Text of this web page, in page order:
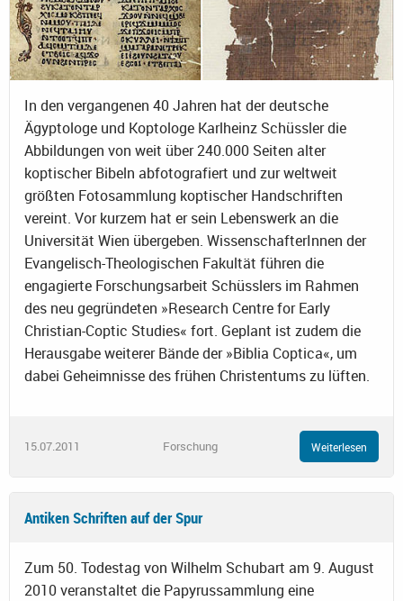
In den vergangenen 40 Jahren hat der deutsche
Ägyptologe und Koptologe Karlheinz Schüssler die
Abbildungen von weit über 240.000 Seiten alter
koptischer Bibeln abfotografiert und zur weltweit
größten Fotosammlung koptischer Handschriften
vereint. Vor kurzem hat er sein Lebenswerk an die
Universität Wien übergeben. WissenschafterInnen der
Evangelisch-Theologischen Fakultät führen die
engagierte Forschungsarbeit Schüsslers im Rahmen
des neu gegründeten »Research Centre for Early
Christian-Coptic Studies« fort. Geplant ist zudem die
Herausgabe weiterer Bände der »Biblia Coptica«, um
dabei Geheimnisse des frühen Christentums zu lüften.
15.07.2011 Forschung Weiterlesen
Antiken Schriften auf der Spur
Zum 50. Todestag von Wilhelm Schubart am 9. August
2010 veranstaltet die Papyrussammlung eine